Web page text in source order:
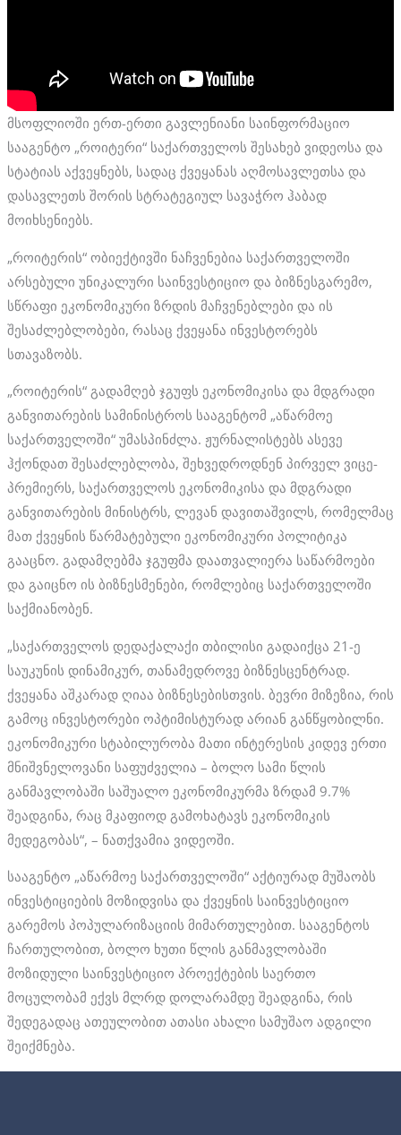
მსოფლიოში ერთ-ერთი გავლენიანი საინფორმაციო
სააგენტო „როიტერი“ საქართველოს შესახებ ვიდეოსა და
სტატიას აქვეყნებს, სადაც ქვეყანას აღმოსავლეთსა და
დასავლეთს შორის სტრატეგიულ სავაჭრო ჰაბად
მოიხსენიებს.
„როიტერის“ ობიექტივში ნაჩვენებია საქართველოში
არსებული უნიკალური საინვესტიციო და ბიზნესგარემო,
სწრაფი ეკონომიკური ზრდის მაჩვენებლები და ის
შესაძლებლობები, რასაც ქვეყანა ინვესტორებს
სთავაზობს.
„როიტერის“ გადამღებ ჯგუფს ეკონომიკისა და მდგრადი
განვითარების სამინისტროს სააგენტომ „აწარმოე
საქართველოში“ უმასპინძლა. ჟურნალისტებს ასევე
ჰქონდათ შესაძლებლობა, შეხვედროდნენ პირველ ვიცე-
პრემიერს, საქართველოს ეკონომიკისა და მდგრადი
განვითარების მინისტრს, ლევან დავითაშვილს, რომელმაც
მათ ქვეყნის წარმატებული ეკონომიკური პოლიტიკა
გააცნო. გადამღებმა ჯგუფმა დაათვალიერა საწარმოები
და გაიცნო ის ბიზნესმენები, რომლებიც საქართველოში
საქმიანობენ.
„საქართველოს დედაქალაქი თბილისი გადაიქცა 21-ე
საუკუნის დინამიკურ, თანამედროვე ბიზნესცენტრად.
ქვეყანა აშკარად ღიაა ბიზნესებისთვის. ბევრი მიზეზია, რის
გამოც ინვესტორები ოპტიმისტურად არიან განწყობილნი.
ეკონომიკური სტაბილურობა მათი ინტერესის კიდევ ერთი
მნიშვნელოვანი საფუძველია – ბოლო სამი წლის
განმავლობაში საშუალო ეკონომიკურმა ზრდამ 9.7%
შეადგინა, რაც მკაფიოდ გამოხატავს ეკონომიკის
მედეგობას“, – ნათქვამია ვიდეოში.
სააგენტო „აწარმოე საქართველოში“ აქტიურად მუშაობს
ინვესტიციების მოზიდვისა და ქვეყნის საინვესტიციო
გარემოს პოპულარიზაციის მიმართულებით. სააგენტოს
ჩართულობით, ბოლო ხუთი წლის განმავლობაში
მოზიდული საინვესტიციო პროექტების საერთო
მოცულობამ ექვს მლრდ დოლარამდე შეადგინა, რის
შედეგადაც ათეულობით ათასი ახალი სამუშაო ადგილი
შეიქმნება.